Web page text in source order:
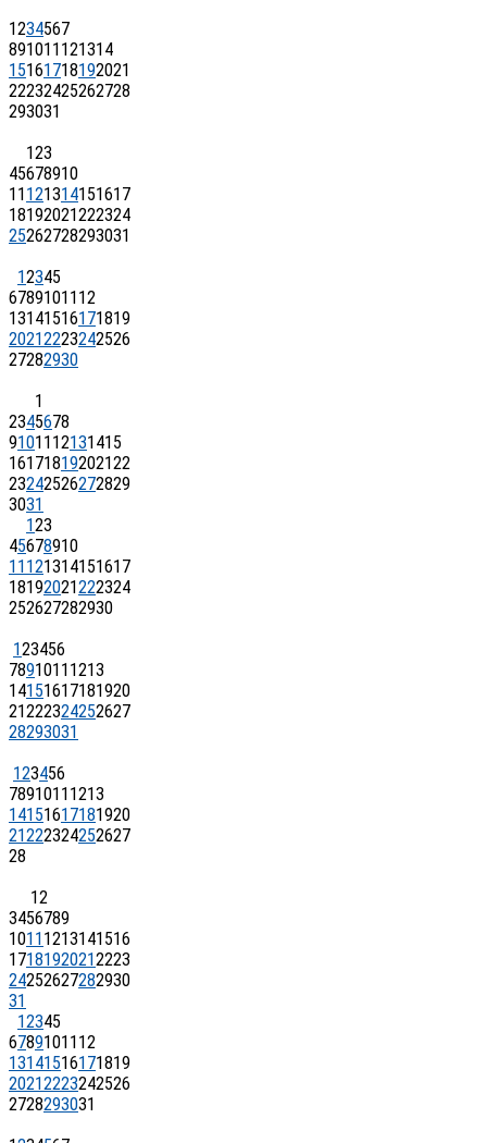
1234567
891011 121314
15161718192021
22232425262728
293031
123
45678910
11 121314151617
18192021222324
25262728293031
12345
67891011 12
13141516171819
20212223242526
27282930
1
2345678
91011 12131415
16171819202122
23242526272829
3031
123
45678910
11 121314151617
18192021222324
252627282930
123456
7891011 1213
14151617181920
21222324252627
28293031
123456
7891011 1213
14151617181920
21222324252627
28
12
3456789
1011 1213141516
17181920212223
24252627282930
31
12345
67891011 12
13141516171819
20212223242526
2728293031